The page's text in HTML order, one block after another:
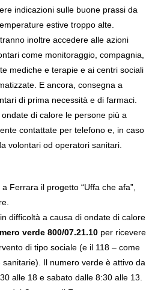
indicazioni sulle buone prassi da
estive troppo alte.
inoltre accedere alle azioni
come monitoraggio, compagnia,
mediche e terapie e ai centri sociali
E ancora, consegna a
di prima necessità e di farmaci.
di calore le persone più a
contattate per telefono e, in caso
volontari od operatori sanitari.
Ferrara il progetto “Uffa che afa”,
difficoltà a causa di ondate di calore
verde 800/07.21.10 per ricevere
di tipo sociale (e il 118 – come
Il numero verde è attivo da
alle 18 e sabato dalle 8:30 alle 13.